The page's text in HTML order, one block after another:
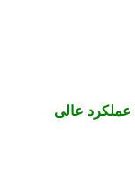
عملکرد عالی